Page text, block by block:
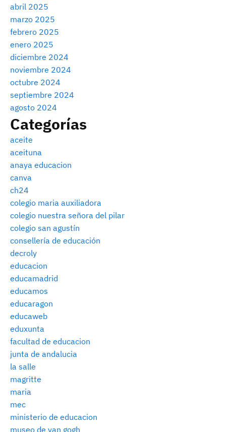
abril 2025
marzo 2025
febrero 2025
enero 2025
diciembre 2024
noviembre 2024
octubre 2024
septiembre 2024
agosto 2024
Categorías
aceite
aceituna
anaya educacion
canva
ch24
colegio maria auxiliadora
colegio nuestra señora del pilar
colegio san agustín
consellería de educación
decroly
educacion
educamadrid
educamos
educaragon
educaweb
eduxunta
facultad de educacion
junta de andalucia
la salle
magritte
maria
mec
ministerio de educacion
museo de van gogh